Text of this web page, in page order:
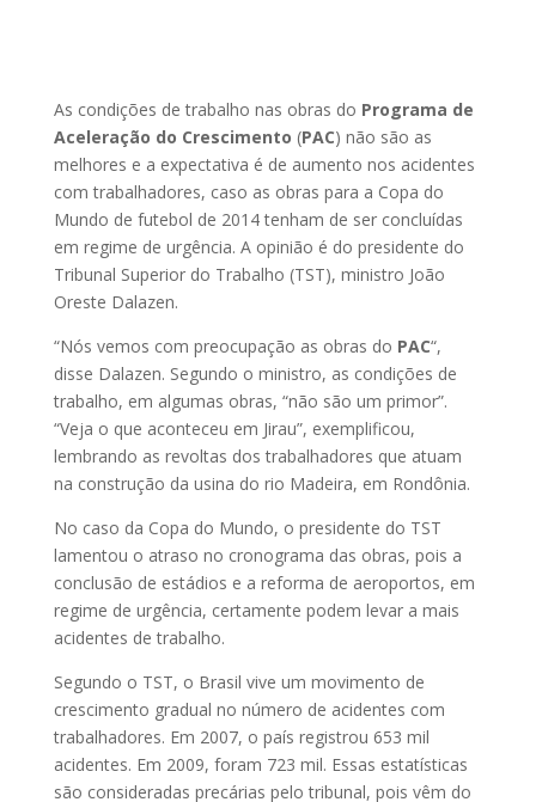
As condições de trabalho nas obras do Programa de
Aceleração do Crescimento (PAC) não são as
melhores e a expectativa é de aumento nos acidentes
com trabalhadores, caso as obras para a Copa do
Mundo de futebol de 2014 tenham de ser concluídas
em regime de urgência. A opinião é do presidente do
Tribunal Superior do Trabalho (TST), ministro João
Oreste Dalazen.
“Nós vemos com preocupação as obras do PAC“,
disse Dalazen. Segundo o ministro, as condições de
trabalho, em algumas obras, “não são um primor”.
“Veja o que aconteceu em Jirau”, exemplificou,
lembrando as revoltas dos trabalhadores que atuam
na construção da usina do rio Madeira, em Rondônia.
No caso da Copa do Mundo, o presidente do TST
lamentou o atraso no cronograma das obras, pois a
conclusão de estádios e a reforma de aeroportos, em
regime de urgência, certamente podem levar a mais
acidentes de trabalho.
Segundo o TST, o Brasil vive um movimento de
crescimento gradual no número de acidentes com
trabalhadores. Em 2007, o país registrou 653 mil
acidentes. Em 2009, foram 723 mil. Essas estatísticas
são consideradas precárias pelo tribunal, pois vêm do